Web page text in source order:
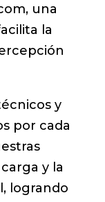
una
la
y
por cada
y la
logrando